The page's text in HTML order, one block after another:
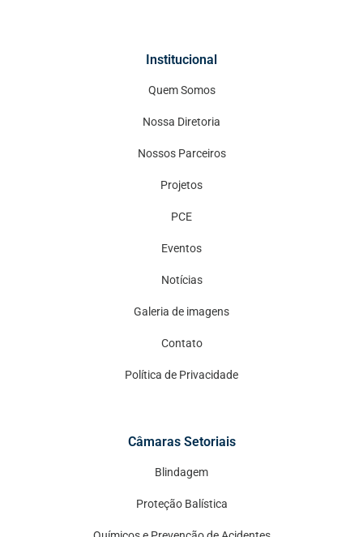
Institucional
Quem Somos
Nossa Diretoria
Nossos Parceiros
Projetos
PCE
Eventos
Notícias
Galeria de imagens
Contato
Política de Privacidade
Câmaras Setoriais
Blindagem
Proteção Balística